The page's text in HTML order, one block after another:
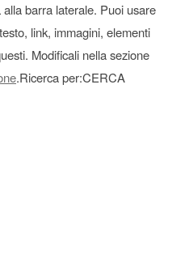
barra laterale. Puoi usare
link, immagini, elementi
Modificali nella sezione
.Ricerca per:CERCA